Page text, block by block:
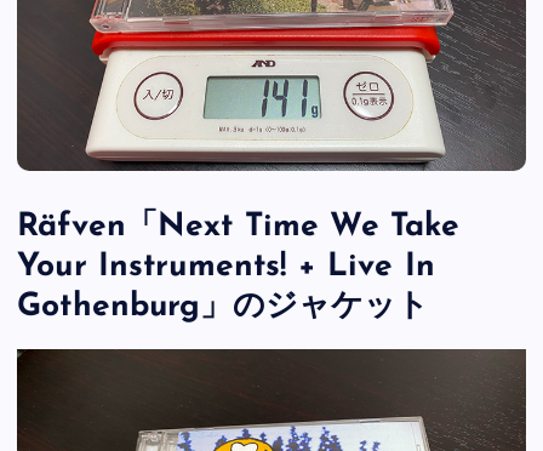
Räfven「Next Time We Take
Your Instruments! + Live In
Gothenburg」のジャケット